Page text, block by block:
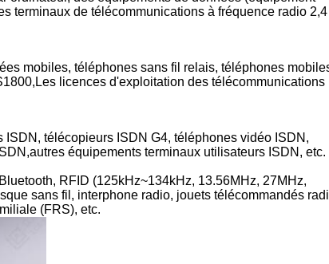
terminaux de télécommunications à fréquence radio 2,4
mobiles, téléphones sans fil relais, téléphones
licences d'exploitation des télécommunications
télécopieurs ISDN G4, téléphones vidéo ISDN,
équipements terminaux utilisateurs ISDN, etc.
RFID (125kHz~134kHz, 13.56MHz, 27MHz,
sans fil, interphone radio, jouets télécommandés
(FRS), etc.